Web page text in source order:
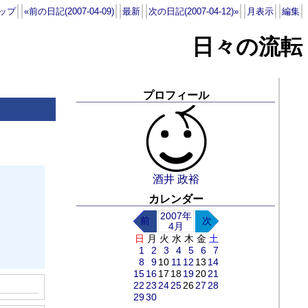
プ «前の日記(2007-04-09) 最新 次の日記(2007-04-12)» 月表示 編集
日々の流転
プロフィール
酒井 政裕
カレンダー
前
2007年
4月
次
日 月 火 水 木 金 土
1
2 3 4 5 6
7
8
9 10 11 12 13 14
15 16 17 18 19 20 21
22 23 24 25 26 27 28
2930